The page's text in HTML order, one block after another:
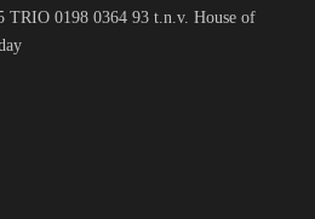
0198 0364 93 t.n.v. House of